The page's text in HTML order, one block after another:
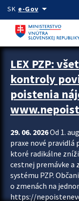
Preskocit na hlavný
SK e-Govarrow_drop_down
Zastavit automatický
LEX PZP:
kontroly
poistenia
29. 06. 2026Od 1.
praxe nové
ktoré radikálne
cestnej premávke a
systému PZP.
o zmenách na
https://